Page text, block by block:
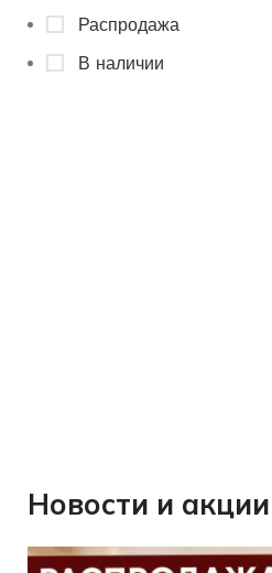
Распродажа
В наличии
Новости и акции